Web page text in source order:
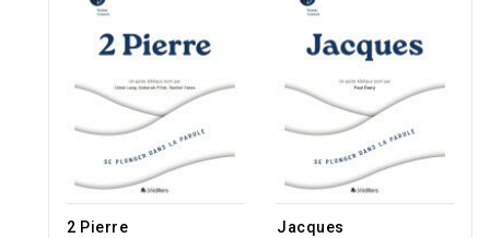
2 Pierre Jacques